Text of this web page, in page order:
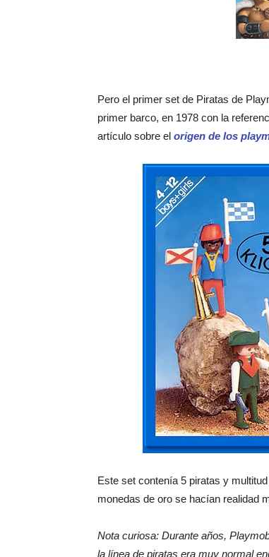
Pero el primer set de Piratas de
primer barco, en 1978 con la
artículo sobre el origen de los
Este set contenía 5 piratas y
monedas de oro se hacían realidad
Nota curiosa: Durante años,
la línea de piratas era muy normal